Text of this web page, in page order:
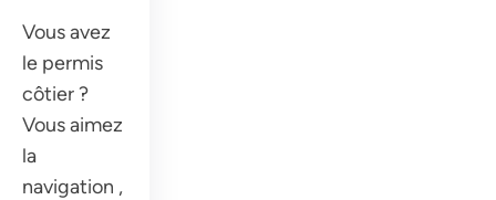
Vous avez
le permis
côtier ?
Vous aimez
la
navigation ,